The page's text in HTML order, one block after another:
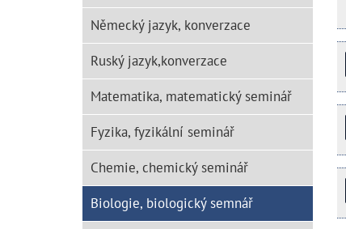
Německý jazyk, konverzace
Ruský jazyk,konverzace
Matematika, matematický seminář
Fyzika, fyzikální seminář
Chemie, chemický seminář
Biologie, biologický semnář